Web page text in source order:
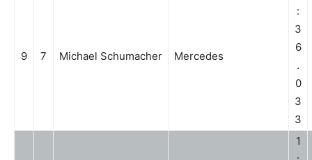
9 7 Michael Schumacher Mercedes
:
3
6
.
0
3
3
1